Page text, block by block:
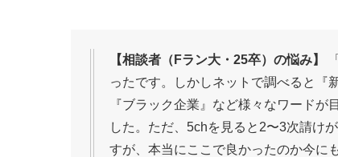
【相談者（Fラン大・25卒）の悩み】
ったです。しかしネットで調べると『
『ブラック企業』など様々なワード
した。ただ、5chを見ると2〜3次請け
すが、本当にここで良かったのか今に